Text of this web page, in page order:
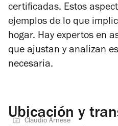
certificadas. Estos
ejemplos de lo que
hogar. Hay expertos en
que ajustan y analizan
necesaria.
Ubicación y
Claudio Arnese